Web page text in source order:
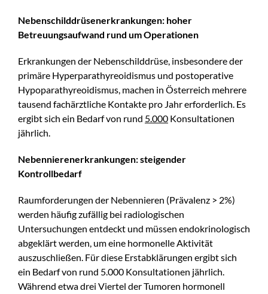
Nebenschilddrüsenerkrankungen: hoher
Betreuungsaufwand rund um Operationen
Erkrankungen der Nebenschilddrüse, insbesondere der
primäre Hyperparathyreoidismus und postoperative
Hypoparathyreoidismus, machen in Österreich mehrere
tausend fachärztliche Kontakte pro Jahr erforderlich. Es
ergibt sich ein Bedarf von rund 5.000 Konsultationen
jährlich.
Nebennierenerkrankungen: steigender
Kontrollbedarf
Raumforderungen der Nebennieren (Prävalenz > 2%)
werden häufig zufällig bei radiologischen
Untersuchungen entdeckt und müssen endokrinologisch
abgeklärt werden, um eine hormonelle Aktivität
auszuschließen. Für diese Erstabklärungen ergibt sich
ein Bedarf von rund 5.000 Konsultationen jährlich.
Während etwa drei Viertel der Tumoren hormonell